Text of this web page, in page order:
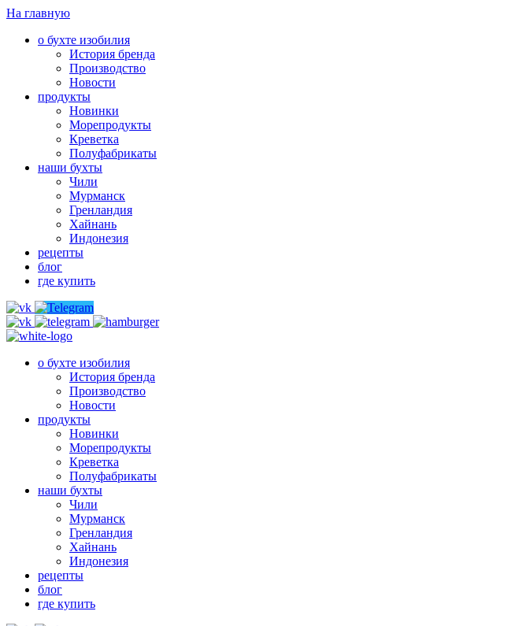
На главную
о бухте изобилия
История бренда
Производство
Новости
продукты
Новинки
Морепродукты
Креветка
Полуфабрикаты
наши бухты
Чили
Мурманск
Гренландия
Хайнань
Индонезия
рецепты
блог
где купить
о бухте изобилия
История бренда
Производство
Новости
продукты
Новинки
Морепродукты
Креветка
Полуфабрикаты
наши бухты
Чили
Мурманск
Гренландия
Хайнань
Индонезия
рецепты
блог
где купить